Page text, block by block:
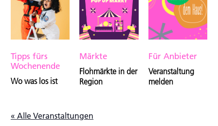
Tipps fürs
Wochenende
Wo was los ist
Märkte
Flohmärkte in der
Region
Für Anbieter
Veranstaltung
melden
« Alle Veranstaltungen